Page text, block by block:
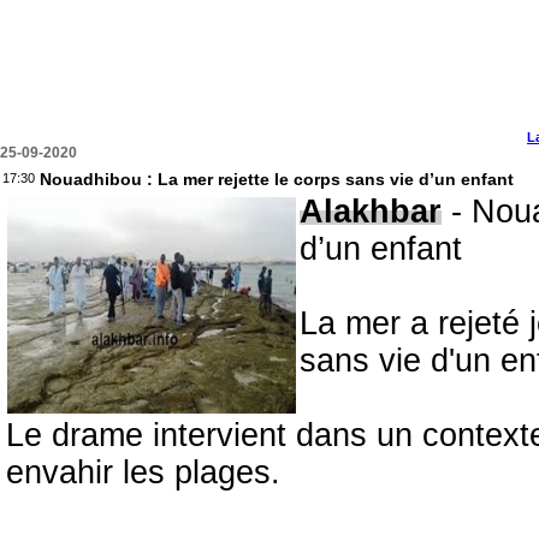
25-09-2020
17:30 Nouadhibou : La mer rejette le corps sans vie d’un enfant
Alakhbar -
d’un enfant
La mer a rejeté
sans vie d'un
Le drame intervient dans un
envahir les plages.